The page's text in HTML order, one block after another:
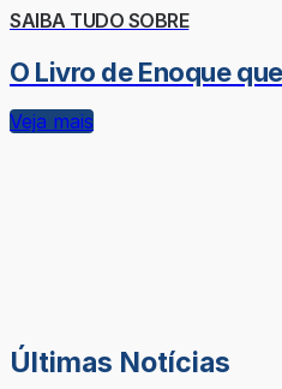
SAIBA TUDO SOBRE
O Livro de Enoque
Veja mais
Últimas Notícias